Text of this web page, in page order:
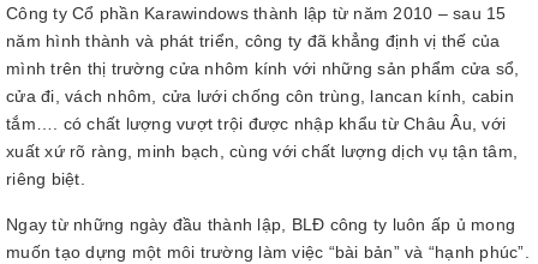
Công ty Cổ phần Karawindows thành lập từ năm 2010 – sau 15
năm hình thành và phát triển, công ty đã khẳng định vị thế của
mình trên thị trường cửa nhôm kính với những sản phẩm cửa sổ,
cửa đi, vách nhôm, cửa lưới chống côn trùng, lancan kính, cabin
tắm…. có chất lượng vượt trội được nhập khẩu từ Châu Âu, với
xuất xứ rõ ràng, minh bạch, cùng với chất lượng dịch vụ tận tâm,
riêng biệt.
Ngay từ những ngày đầu thành lập, BLĐ công ty luôn ấp ủ mong
muốn tạo dựng một môi trường làm việc “bài bản” và “hạnh phúc”.